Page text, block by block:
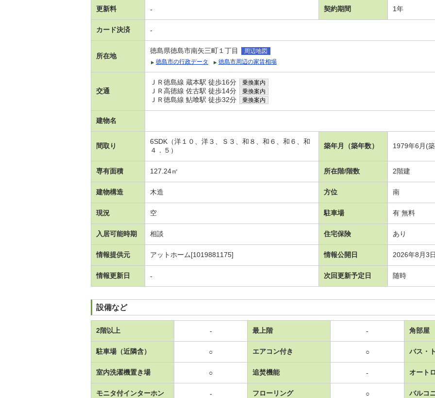
更新料 - 契約期間 1年
カード決済 -
所在地
徳島県徳島市南矢三町１丁目
周辺地図
徳島市の行政データ
徳島市周辺の家賃相場
交通
ＪＲ徳島線 蔵本駅 徒歩16分 乗換案内
ＪＲ高徳線 佐古駅 徒歩14分 乗換案内
ＪＲ徳島線 鮎喰駅 徒歩32分 乗換案内
建物名
間取り
6SDK（洋１０、洋３、Ｓ３、和８、和６、和６、和
４．５）
築年月（築年数） 1979年6月(
専有面積 127.24㎡ 所在階/階数 2階建
建物構造 木造 方位 南
現況 空 駐車場 有 無料
入居可能時期 相談 住宅保険 あり
情報提供元 アットホーム[1019881175] 情報公開日 2026年8月3日
情報更新日 - 次回更新予定日 随時
設備など
2階以上 - 最上階 - 角部屋
駐車場（近隣含） ○ エアコン付き ○ バス・
室内洗濯機置き場 ○ 追焚機能 - オート
モニタ付インターホン - フローリング ○ バルコ